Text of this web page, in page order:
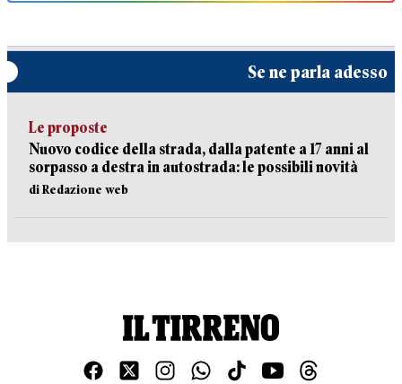
Se ne parla adesso
Le proposte
Nuovo codice della strada, dalla patente a 17 anni al
sorpasso a destra in autostrada: le possibili novità
di Redazione web